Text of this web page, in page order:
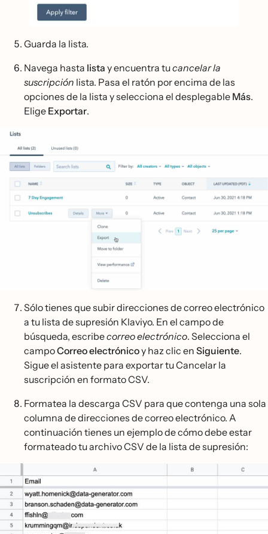
Guarda la lista.
Navega hasta lista y encuentra tucancelar la
suscripción lista. Pasa el ratón por encima de las
opciones de la lista y selecciona el desplegable Más.
Elige Exportar.
Sólo tienes que subir direcciones de correo electrónico
a tu lista de supresión Klaviyo. En el campo de
búsqueda, escribecorreo electrónico. Selecciona el
campoCorreo electrónicoy haz clic en Siguiente.
Sigue el asistente para exportar tu Cancelar la
suscripción en formato CSV.
Formatea la descarga CSV para que contenga una sola
columna de direcciones de correo electrónico. A
continuación tienes un ejemplo de cómo debe estar
formateado tu archivo CSV de la lista de supresión: